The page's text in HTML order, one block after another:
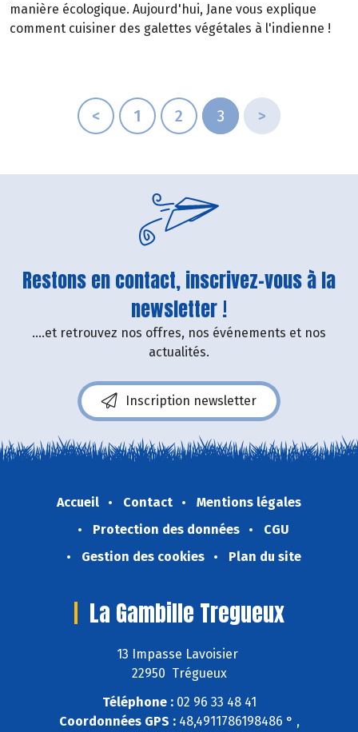
manière écologique. Aujourd'hui, Jane vous explique
comment cuisiner des galettes végétales à l'indienne !
< 1 2 3 >
Restons en contact, inscrivez-vous à la
newsletter !
....et retrouvez nos offres, nos événements et nos
actualités.
Inscription newsletter
Accueil Contact
Mentions légales
Protection des données
CGU
Gestion des cookies
Plan du site
La Gambille Tregueux
13 Impasse Lavoisier
22950 Trégueux
Téléphone :02 96 33 48 41
Coordonnées GPS :48,4911786198486 ° ,